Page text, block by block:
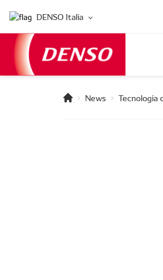
DENSO Italia
News Tecnologia